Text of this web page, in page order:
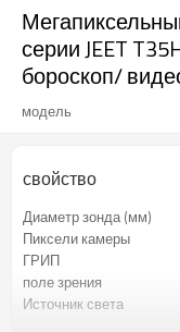
серии JEET
бороскоп/
модель
свойство
Диаметр зонда (мм)
Пиксели камеры
ГРИП
поле зрения
Источник света